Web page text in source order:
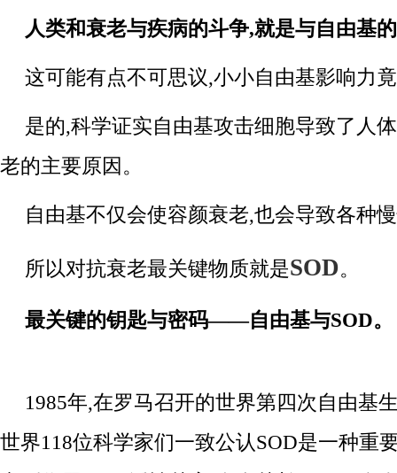
人类和衰老与疾病的斗争,就是与自由基
这可能有点不可思议,小小自由基影响力
是的,科学证实自由基攻击细胞导致了人
老的主要原因。
自由基不仅会使容颜衰老,也会导致各种
所以对抗衰老最关键物质就是SOD。
最关键的钥匙与密码——自由基与SOD。
1985年,在罗马召开的世界第四次自由基
世界118位科学家们一致公认SOD是一种重